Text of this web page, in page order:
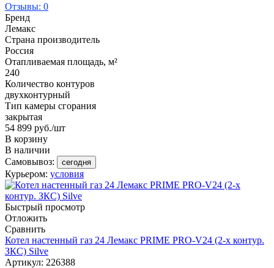
Отзывы: 0
Бренд
Лемакс
Страна производитель
Россия
Отапливаемая площадь, м²
240
Количество контуров
двухконтурный
Тип камеры сгорания
закрытая
54 899 руб./шт
В корзину
В наличии
Самовывоз:
сегодня
Курьером: условия
Быстрый просмотр
Отложить
Сравнить
Котел настенный газ 24 Лемакс PRIME PRO-V24 (2-х контур.
ЗКС) Silve
Артикул: 226388